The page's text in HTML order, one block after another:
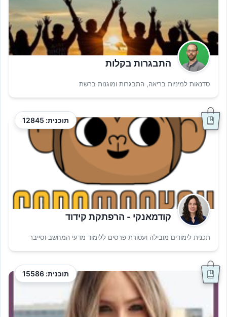
התבגרות בקלות
סדנאות למיניות בריאה, התבגרות ומוגנות ברשת
תוכנית: 12845
קודמאנקי - הרפתקת קידוד
תכנית לימודים מובילה ועטורת פרסים ללימוד מדעי המחשב וסייבר
תוכנית: 15586